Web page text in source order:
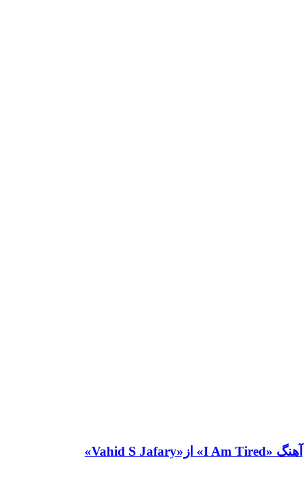
آهنگ «I Am Tired» از«Vahid S Jafary»